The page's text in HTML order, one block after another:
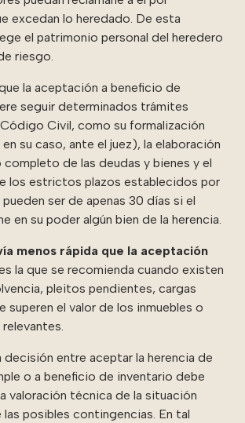
excedan lo heredado. De esta
el patrimonio personal del heredero
riesgo.
la aceptación a beneficio de
seguir determinados trámites
Civil, como su formalización
su caso, ante el juez), la elaboración
completo de las deudas y bienes y el
los estrictos plazos establecidos por
pueden ser de apenas 30 días si el
en su poder algún bien de la herencia.
menos rápida que la aceptación
la que se recomienda cuando existen
pleitos pendientes, cargas
superen el valor de los inmuebles o
decisión entre aceptar la herencia de
o a beneficio de inventario debe
valoración técnica de la situación
posibles contingencias. En tal